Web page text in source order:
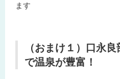
ます
（おまけ１）口永
で温泉が豊富！